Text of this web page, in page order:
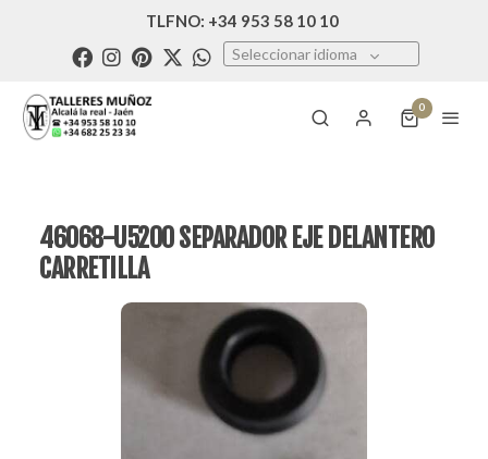
TLFNO: +34 953 58 10 10
Seleccionar idioma
0
46068-U5200 SEPARADOR EJE DELANTERO
CARRETILLA